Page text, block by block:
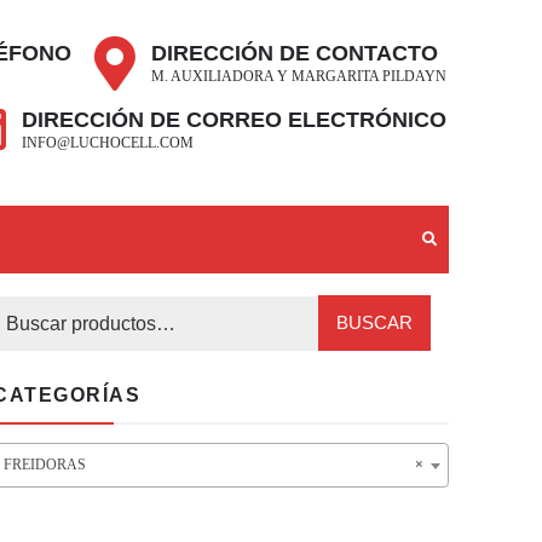
DIRECCIÓN DE CONTACTO
M. AUXILIADORA Y MARGARITA PILDAYN
DIRECCIÓN DE CORREO ELECTRÓNICO
INFO@LUCHOCELL.COM
BUSCAR
×
FREIDORAS